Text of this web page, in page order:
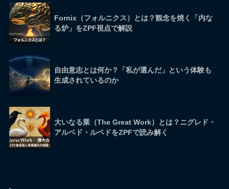
Fornix（フォルニクス）とは？観念を焼く「内な
る炉」をZPF視点で解説
自由意志とは何か？「私が選んだ」という体験も
生成されているのか
大いなる業（The Great Work）とは？ニグレド・
アルベド・ルベドをZPFで読み解く